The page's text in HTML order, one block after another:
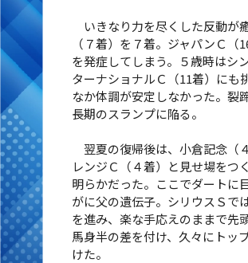
いきなり力を尽くした反動が
（７着）を７着。ジャパンＣ（
を発症してしまう。５歳時はシ
ターナショナルＣ（11着）にも
なか体調が安定しなかった。裂
長期のスランプに陥る。
翌夏の復帰後は、小倉記念（
レンジＣ（４着）と見せ場をつ
明らかだった。ここでダートに
がに父の遺伝子。シリウスＳで
を進み、楽な手応えのままで先
馬身半の差を付け、久々にトッ
けた。